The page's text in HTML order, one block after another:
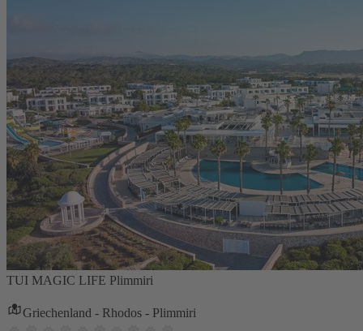
TUI MAGIC LIFE Plimmiri
Griechenland - Rhodos - Plimmiri